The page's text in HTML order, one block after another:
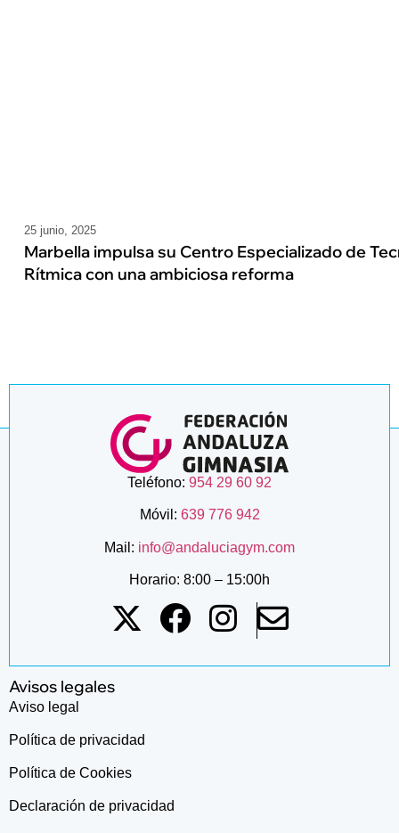
25 junio, 2025
Marbella impulsa su Centro Especializado de
Rítmica con una ambiciosa reforma
Teléfono: 954 29 60 92
Móvil: 639 776 942
Mail: info@andaluciagym.com
Horario: 8:00 – 15:00h
Avisos legales
Aviso legal
Política de privacidad
Política de Cookies
Declaración de privacidad